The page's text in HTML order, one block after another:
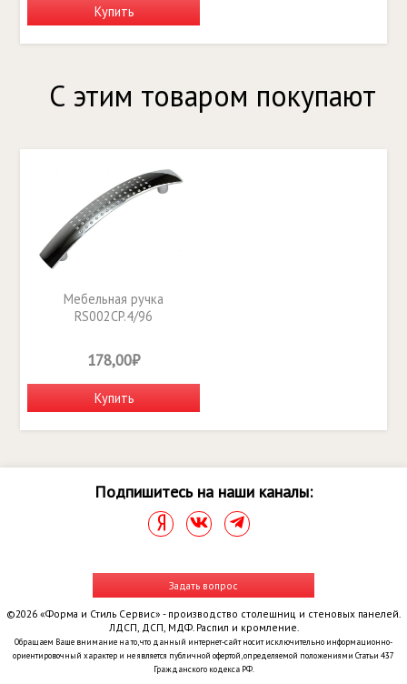
Купить
С этим товаром покупают
Мебельная ручка
RS002CP.4/96
178,00₽
Купить
Подпишитесь на наши каналы:
Задать вопрос
©2026 «Форма и Стиль Сервис» - производство столешниц и стеновых панелей.
ЛДСП, ДСП, МДФ. Распил и кромление.
Обращаем Ваше внимание на то, что данный интернет-сайт носит исключительно информационно-
ориентировочный характер и не является публичной офертой, определяемой положениями Статьи 437
Гражданского кодекса РФ.